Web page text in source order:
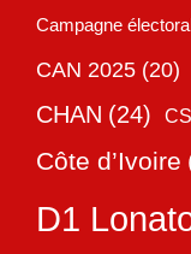
Campagne
CAN 2025 (20)
CHAN (24)
Côte d’Ivoire
D1